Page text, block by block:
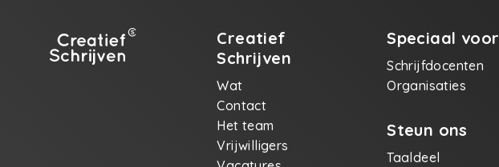
Creatief
Schrijven
Wat
Contact
Het team
Vrijwilligers
Speciaal voor
Schrijfdocenten
Organisaties
Steun ons
Taaldeel